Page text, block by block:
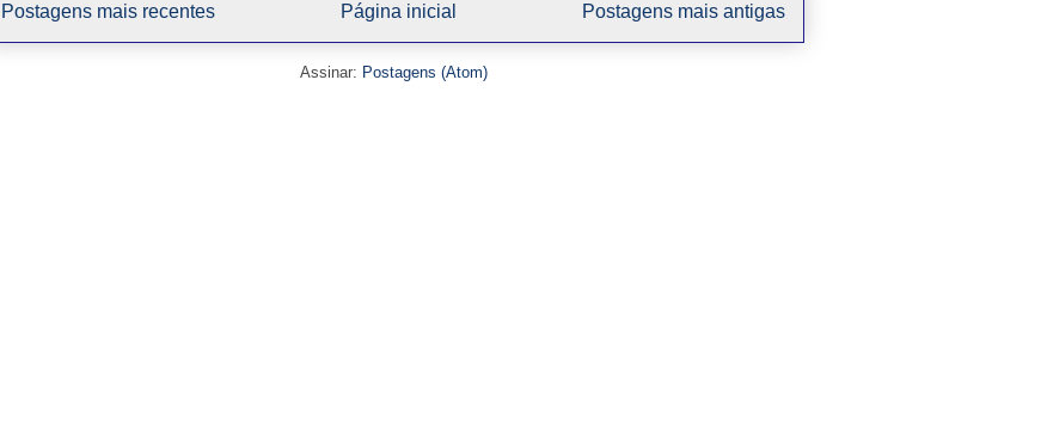
Postagens mais recentes Postagens mais antigas
Página inicial
Assinar: Postagens (Atom)